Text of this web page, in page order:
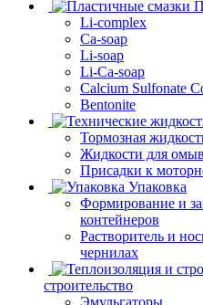
Li-complex
Ca-soap
Li-soap
Li-Ca-soap
Calcium Sulfonate
Bentonite
Тормозная
Жидкости для
Присадки к
Упаковка
Формирование и
контейнеров
Растворитель и
чернилах
строительство
Эмульгаторы